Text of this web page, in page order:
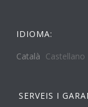
IDIOMA:
Català Castellano
SERVEIS I